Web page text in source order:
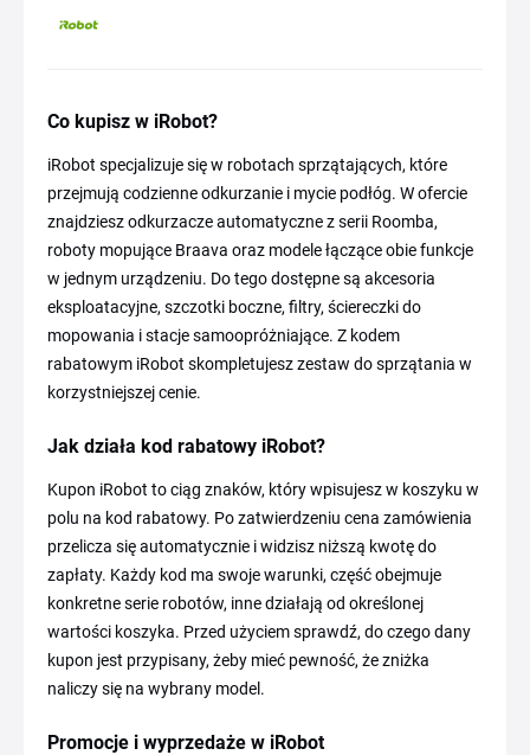
Co kupisz w iRobot?
iRobot specjalizuje się w robotach sprzątających, które
przejmują codzienne odkurzanie i mycie podłóg. W ofercie
znajdziesz odkurzacze automatyczne z serii Roomba,
roboty mopujące Braava oraz modele łączące obie funkcje
w jednym urządzeniu. Do tego dostępne są akcesoria
eksploatacyjne, szczotki boczne, filtry, ściereczki do
mopowania i stacje samoopróżniające. Z kodem
rabatowym iRobot skompletujesz zestaw do sprzątania w
korzystniejszej cenie.
Jak działa kod rabatowy iRobot?
Kupon iRobot to ciąg znaków, który wpisujesz w koszyku w
polu na kod rabatowy. Po zatwierdzeniu cena zamówienia
przelicza się automatycznie i widzisz niższą kwotę do
zapłaty. Każdy kod ma swoje warunki, część obejmuje
konkretne serie robotów, inne działają od określonej
wartości koszyka. Przed użyciem sprawdź, do czego dany
kupon jest przypisany, żeby mieć pewność, że zniżka
naliczy się na wybrany model.
Promocje i wyprzedaże w iRobot